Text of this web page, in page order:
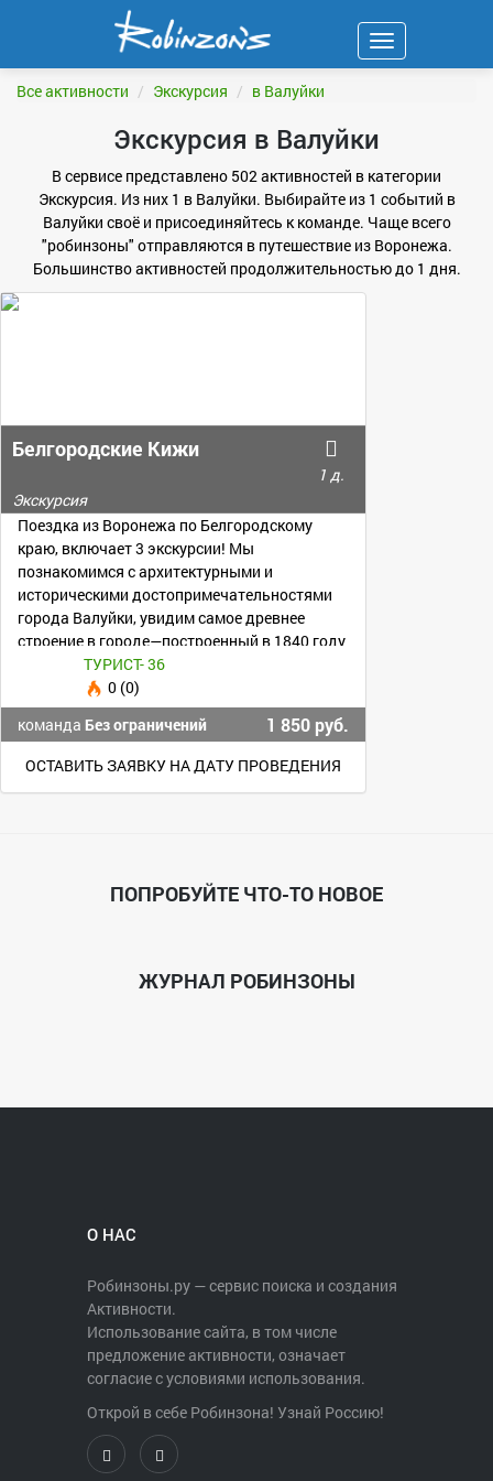
Навигация
Все активности Экскурсия в Валуйки
Экскурсия в Валуйки
В сервисе представлено 502 активностей в категории
Экскурсия. Из них 1 в Валуйки. Выбирайте из 1 событий в
Валуйки своё и присоединяйтесь к команде. Чаще всего
"робинзоны" отправляются в путешествие из Воронежа.
Большинство активностей продолжительностью до 1 дня.
Белгородские Кижи
1 д.
Экскурсия
Поездка из Воронежа по Белгородскому
краю, включает 3 экскурсии! Мы
познакомимся с архитектурными и
историческими достопримечательностями
города Валуйки, увидим самое древнее
строение в городе—построенный в 1840 году
храм Святителя Николая Чудотворца
ТУРИСТ- 36
0 (0)
команда Без ограничений 1 850 руб.
ОСТАВИТЬ ЗАЯВКУ НА ДАТУ ПРОВЕДЕНИЯ
ПОПРОБУЙТЕ ЧТО-ТО НОВОЕ
ЖУРНАЛ РОБИНЗОНЫ
О НАС
Робинзоны.ру — сервис поиска и создания
Активности.
Использование сайта, в том числе
предложение активности, означает
согласие с условиями использования.
Открой в себе Робинзона! Узнай Россию!